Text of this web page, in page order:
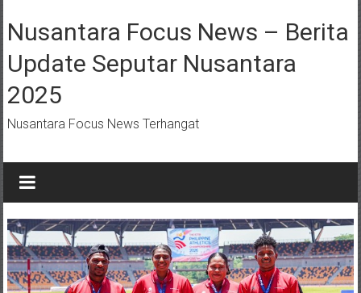
ke
konten
Nusantara Focus News – Berita
Update Seputar Nusantara
2025
Nusantara Focus News Terhangat